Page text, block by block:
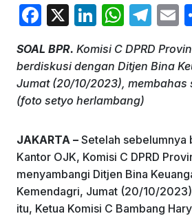
F
c
e
b
o
k
X
Li
k
e
dI
W
at
s
A
p
T
e
gr
E
l
SOAL BPR. Komisi C DPRD
berdiskusi dengan Ditjen Bina
Jumat (20/10/2023), membahas
(foto setyo herlambang)
JAKARTA – Setelah sebelumnya
Kantor OJK, Komisi C DPRD
menyambangi Ditjen Bina
Kemendagri, Jumat (20/10/
itu, Ketua Komisi C Bambang